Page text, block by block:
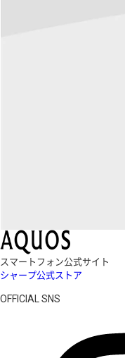
スマートフォン公式サイト
シャープ公式ストア
OFFICIAL SNS